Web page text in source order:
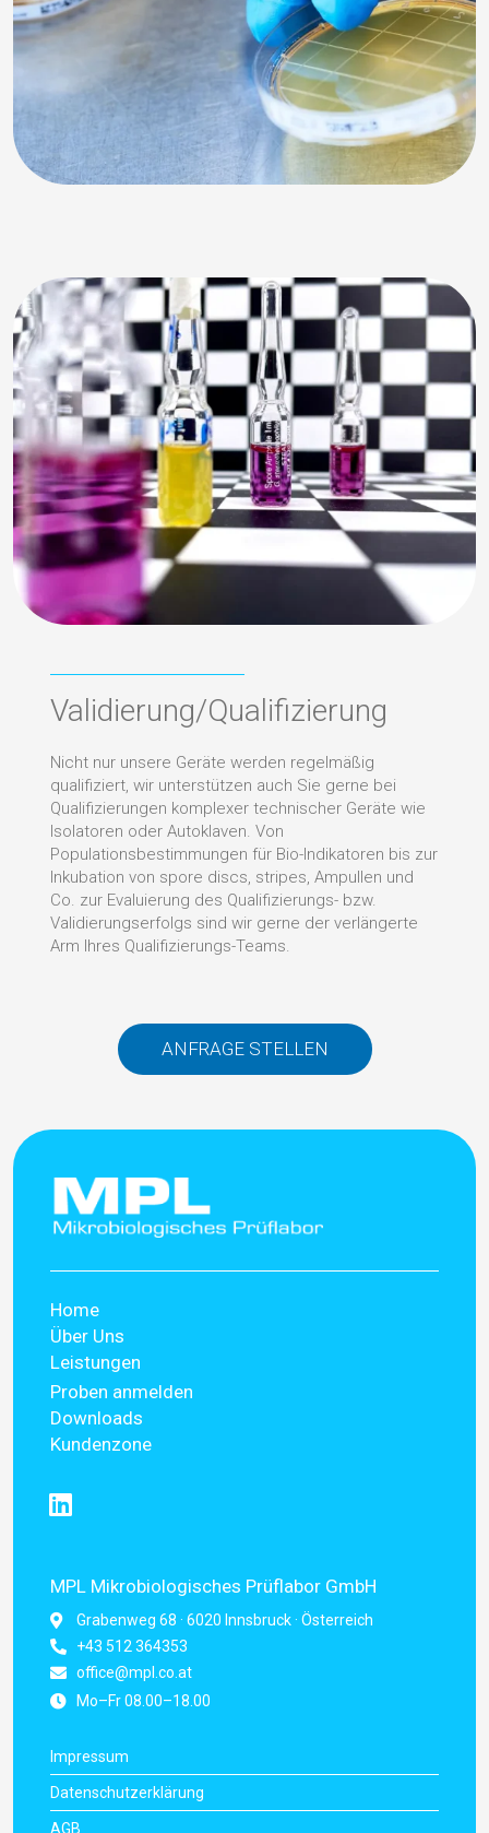
Validierung/Qualifizierung
Nicht nur unsere Geräte werden regelmäßig
qualifiziert, wir unterstützen auch Sie gerne bei
Qualifizierungen komplexer technischer Geräte wie
Isolatoren oder Autoklaven. Von
Populationsbestimmungen für Bio-Indikatoren bis zur
Inkubation von spore discs, stripes, Ampullen und
Co. zur Evaluierung des Qualifizierungs- bzw.
Validierungserfolgs sind wir gerne der verlängerte
Arm Ihres Qualifizierungs-Teams.
ANFRAGE STELLEN
Home
Über Uns
Leistungen
Proben anmelden
Downloads
Kundenzone
MPL Mikrobiologisches Prüflabor GmbH
Grabenweg 68 · 6020 Innsbruck · Österreich
+43 512 364353
office@mpl.co.at
Mo–Fr 08.00–18.00
Impressum
Datenschutzerklärung
AGB